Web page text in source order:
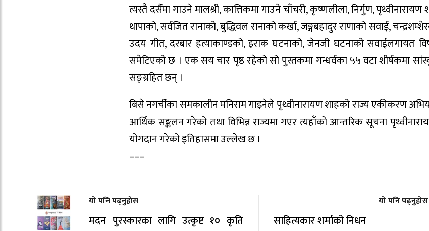
त्यस्तै दसैँमा गाउने मालश्री, कात्तिकमा गाउने चाँचरी, कृष्णलीला, निर्गुण,
थापाको, सर्वजित रानाको, बुद्धिवल रानाको कर्खा, जङ्गबहादुर राणाको सवाई,
उदय गीत, दरबार हत्याकाण्डको, इराक घटनाको, जेनजी घटनाको सवाईलगायत
समेटिएको छ । एक सय चार पृष्ठ रहेको सो पुस्तकमा गन्धर्वका ५५ वटा शीर्षकमा
सङ्ग्रहित छन् ।
बिसे नगर्चीका समकालीन मनिराम गाइनेले पृथ्वीनारायण शाहको राज्य एकीकरण
आर्थिक सङ्कलन गरेको तथा विभिन्न राज्यमा गएर त्यहाँको आन्तरिक सूचना
योगदान गरेको इतिहासमा उल्लेख छ ।
–––
यो पनि पढ्नुहोस
मदन पुरस्कारका लागि उत्कृष्ट १० कृति
यो पनि पढ्नुहोस
साहित्यकार शर्माको निधन